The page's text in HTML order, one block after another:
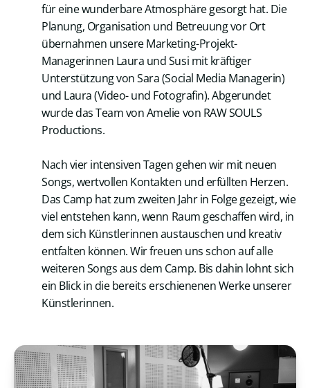
für eine wunderbare Atmosphäre gesorgt hat. Die
Planung, Organisation und Betreuung vor Ort
übernahmen unsere Marketing-Projekt-
Managerinnen Laura und Susi mit kräftiger
Unterstützung von Sara (Social Media Managerin)
und Laura (Video- und Fotografin). Abgerundet
wurde das Team von Amelie von RAW SOULS
Productions.
Nach vier intensiven Tagen gehen wir mit neuen
Songs, wertvollen Kontakten und erfüllten Herzen.
Das Camp hat zum zweiten Jahr in Folge gezeigt, wie
viel entstehen kann, wenn Raum geschaffen wird, in
dem sich Künstlerinnen austauschen und kreativ
entfalten können. Wir freuen uns schon auf alle
weiteren Songs aus dem Camp. Bis dahin lohnt sich
ein Blick in die bereits erschienenen Werke unserer
Künstlerinnen.